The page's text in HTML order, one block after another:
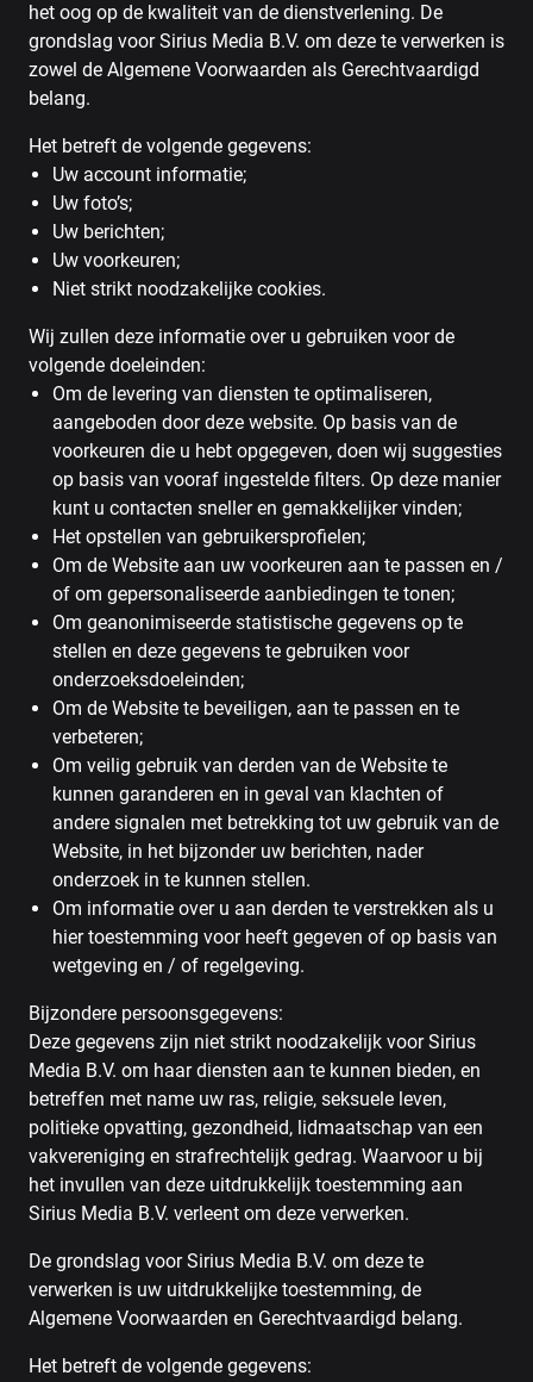
het oog op de kwaliteit van de dienstverlening. De
grondslag voor Sirius Media B.V. om deze te verwerken is
zowel de Algemene Voorwaarden als Gerechtvaardigd
belang.
Het betreft de volgende gegevens:
Uw account informatie;
Uw foto’s;
Uw berichten;
Uw voorkeuren;
Niet strikt noodzakelijke cookies.
Wij zullen deze informatie over u gebruiken voor de
volgende doeleinden:
Om de levering van diensten te optimaliseren,
aangeboden door deze website. Op basis van de
voorkeuren die u hebt opgegeven, doen wij suggesties
op basis van vooraf ingestelde filters. Op deze manier
kunt u contacten sneller en gemakkelijker vinden;
Het opstellen van gebruikersprofielen;
Om de Website aan uw voorkeuren aan te passen en /
of om gepersonaliseerde aanbiedingen te tonen;
Om geanonimiseerde statistische gegevens op te
stellen en deze gegevens te gebruiken voor
onderzoeksdoeleinden;
Om de Website te beveiligen, aan te passen en te
verbeteren;
Om veilig gebruik van derden van de Website te
kunnen garanderen en in geval van klachten of
andere signalen met betrekking tot uw gebruik van de
Website, in het bijzonder uw berichten, nader
onderzoek in te kunnen stellen.
Om informatie over u aan derden te verstrekken als u
hier toestemming voor heeft gegeven of op basis van
wetgeving en / of regelgeving.
Bijzondere persoonsgegevens:
Deze gegevens zijn niet strikt noodzakelijk voor Sirius
Media B.V. om haar diensten aan te kunnen bieden, en
betreffen met name uw ras, religie, seksuele leven,
politieke opvatting, gezondheid, lidmaatschap van een
vakvereniging en strafrechtelijk gedrag. Waarvoor u bij
het invullen van deze uitdrukkelijk toestemming aan
Sirius Media B.V. verleent om deze verwerken.
De grondslag voor Sirius Media B.V. om deze te
verwerken is uw uitdrukkelijke toestemming, de
Algemene Voorwaarden en Gerechtvaardigd belang.
Het betreft de volgende gegevens: